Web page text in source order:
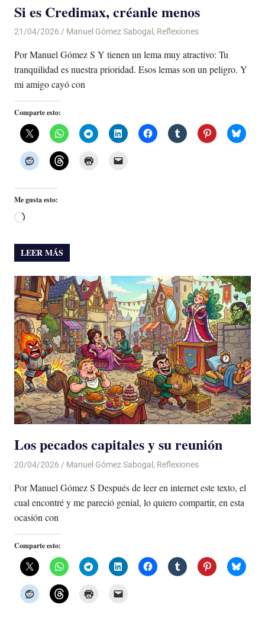
Si es Credimax, créanle menos
21/04/2026 De todo un Poco
Manuel Gómez Sabogal , Reflexiones
Por Manuel Gómez S Y tienen un lema muy atractivo: Tu
tranquilidad es nuestra prioridad. Esos lemas son un peligro. Y
mi amigo cayó con
Comparte esto:
Me gusta esto:
Cargando...
LEER MÁS
Los pecados capitales y su reunión
20/04/2026 De todo un Poco
Manuel Gómez Sabogal , Reflexiones
Por Manuel Gómez S Después de leer en internet este texto, el
cual encontré y me pareció genial, lo quiero compartir, en esta
ocasión con
Comparte esto: